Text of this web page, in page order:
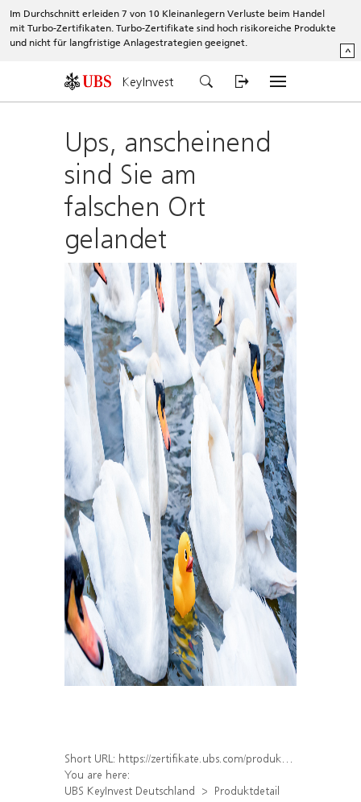
Im Durchschnitt erleiden 7 von 10 Kleinanlegern Verluste beim Handel
mit Turbo-Zertifikaten. Turbo-Zertifikate sind hoch risikoreiche Produkte
und nicht für langfristige Anlagestrategien geeignet.
^
KeyInvest
Ups, anscheinend
sind Sie am
falschen Ort
gelandet
Short URL: https://zertifikate.ubs.com/produkt/detail/index/isin/DE000WA2TA79
You are here:
UBS KeyInvest Deutschland
Produktdetail